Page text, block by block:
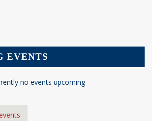
EVENTS
no events upcoming